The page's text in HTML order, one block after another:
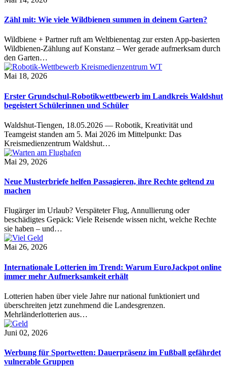
Zähl mit: Wie viele Wildbienen summen in deinem Garten?
Wildbiene + Partner ruft am Weltbienentag zur ersten App-basierten
Wildbienen-Zählung auf Konstanz – Wer gerade aufmerksam durch
den Garten…
Mai 18, 2026
Erster Grundschul-Robotikwettbewerb im Landkreis Waldshut
begeistert Schülerinnen und Schüler
Waldshut-Tiengen, 18.05.2026 — Robotik, Kreativität und
Teamgeist standen am 5. Mai 2026 im Mittelpunkt: Das
Kreismedienzentrum Waldshut…
Mai 29, 2026
Neue Musterbriefe helfen Passagieren, ihre Rechte geltend zu
machen
Flugärger im Urlaub? Verspäteter Flug, Annullierung oder
beschädigtes Gepäck: Viele Reisende wissen nicht, welche Rechte
sie haben – und…
Mai 26, 2026
Internationale Lotterien im Trend: Warum EuroJackpot online
immer mehr Aufmerksamkeit erhält
Lotterien haben über viele Jahre nur national funktioniert und
überschreiten jetzt zunehmend die Landesgrenzen.
Mehrländerlotterien aus…
Juni 02, 2026
Werbung für Sportwetten: Dauerpräsenz im Fußball gefährdet
vulnerable Gruppen